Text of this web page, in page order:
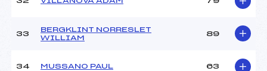
33
BERGKLINT NORRESLET
WILLIAM
89
34 MUSSANO PAUL 63